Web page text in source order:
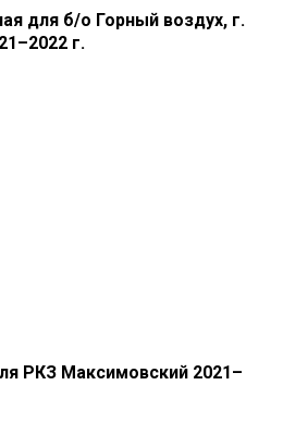
для б/о Горный воздух, г.
г.
РКЗ Максимовский 2021–